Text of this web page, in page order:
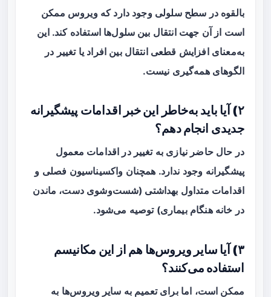
بالقوه در سطح سلولی وجود دارد که ویروس ممکن
است از آن جهت انتقال بین سلول‌ها استفاده کند. این
به‌معنای افزایش قطعی انتقال بین افراد یا تغییر در
الگوهای همه‌گیری نیست.
۲) آیا باید به‌خاطر این خبر اقدامات پیشگیرانه
جدیدی انجام دهم؟
در حال حاضر نیازی به تغییر در اقدامات معمول
پیشگیرانه وجود ندارد. همچنان واکسیناسیون فصلی و
اقدامات متداول بهداشتی (شست‌وشوی دست، ماندن
در خانه هنگام بیماری) توصیه می‌شود.
۳) آیا سایر ویروس‌ها هم از این مکانیسم
استفاده می‌کنند؟
ممکن است، اما برای تعمیم به سایر ویروس‌ها به